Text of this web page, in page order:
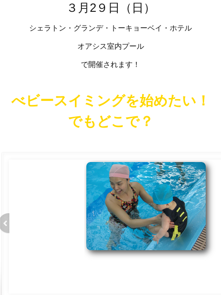
３月2９日（日）
シェラトン・グランデ・トーキョーベイ・ホテル
オアシス室内プール
で開催されます！
べビースイミングを始めたい！
でもどこで？